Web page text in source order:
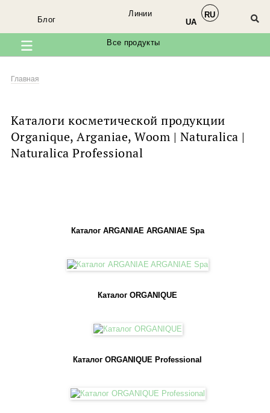
Все продукты
Линии
Блог
RU
UA
Главная
Каталоги косметической продукции
Organique, Arganiae, Woom | Naturalica |
Naturalica Professional
Каталог ARGANIAE ARGANIAE Spa
Каталог ORGANIQUE
Каталог ORGANIQUE Professional
Мы в соцсетях ×
Заходите к нам в
@organique.naturalica
@arganiae.naturalica
@naturalica.professional